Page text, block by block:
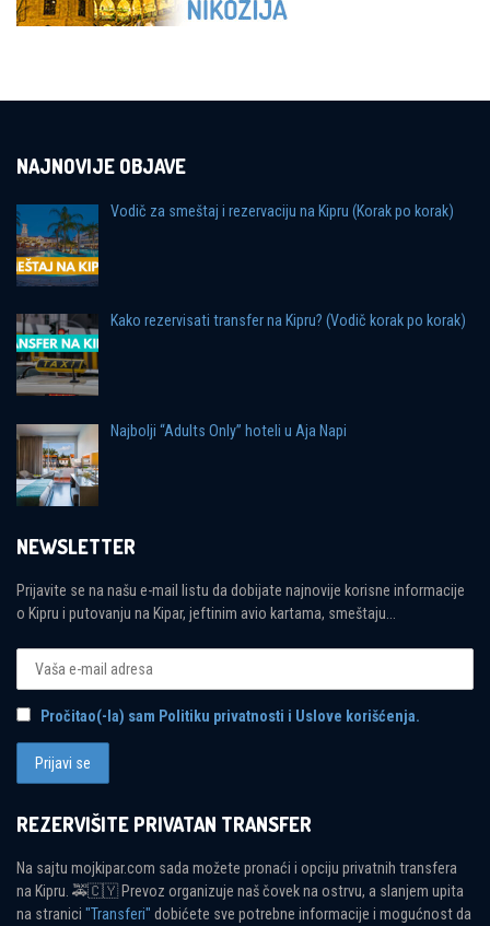
NAJNOVIJE OBJAVE
Vodič za smeštaj i rezervaciju na Kipru (Korak po korak)
Kako rezervisati transfer na Kipru? (Vodič korak po korak)
Najbolji “Adults Only” hoteli u Aja Napi
NEWSLETTER
Prijavite se na našu e-mail listu da dobijate najnovije korisne informacije
o Kipru i putovanju na Kipar, jeftinim avio kartama, smeštaju...
Pročitao(-la) sam Politiku privatnosti i Uslove korišćenja.
REZERVIŠITE PRIVATAN TRANSFER
Na sajtu mojkipar.com sada možete pronaći i opciju privatnih transfera
na Kipru. 🚕🇨🇾 Prevoz organizuje naš čovek na ostrvu, a slanjem upita
na stranici "Transferi" dobićete sve potrebne informacije i mogućnost da